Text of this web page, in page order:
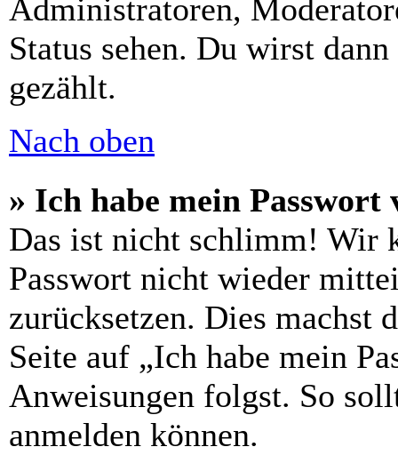
Administratoren,
Status sehen. Du wirst
gezählt.
Nach oben
» Ich habe mein Passwort
Das ist nicht schlimm! Wir
Passwort nicht wieder
zurücksetzen. Dies machst
Seite auf „Ich habe mein
Anweisungen folgst. So
anmelden können.